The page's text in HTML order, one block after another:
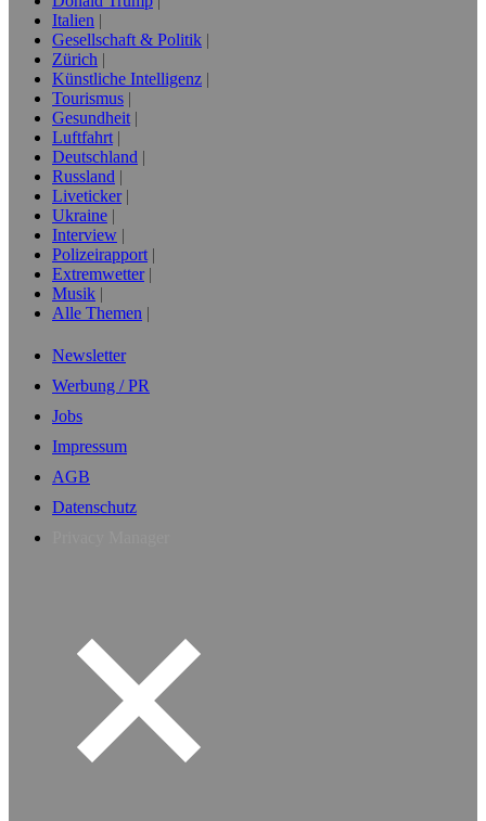
Italien
Gesellschaft & Politik
Zürich
Künstliche Intelligenz
Tourismus
Gesundheit
Luftfahrt
Deutschland
Russland
Liveticker
Ukraine
Interview
Polizeirapport
Extremwetter
Musik
Alle Themen
Newsletter
Werbung / PR
Jobs
Impressum
AGB
Datenschutz